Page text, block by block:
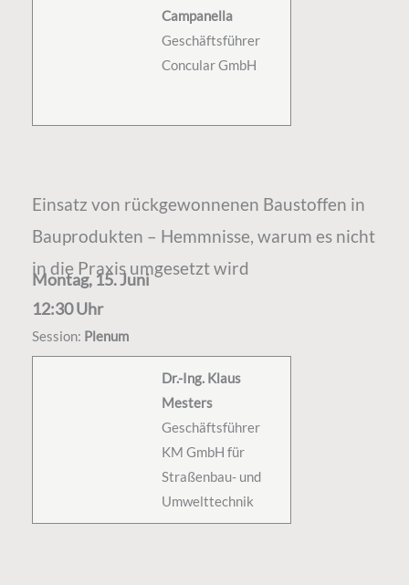
Campanella
Geschäftsführer
Concular GmbH
Einsatz von rückgewonnenen Baustoffen in
Bauprodukten – Hemmnisse, warum es nicht
in die Praxis umgesetzt wird
Dr.-Ing. Klaus
Mesters
Geschäftsführer
KM GmbH für
Straßenbau- und
Umwelttechnik
Montag, 15. Juni
12:30 Uhr
Session: Plenum